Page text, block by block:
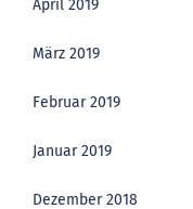
April 2019
März 2019
Februar 2019
Januar 2019
Dezember 2018